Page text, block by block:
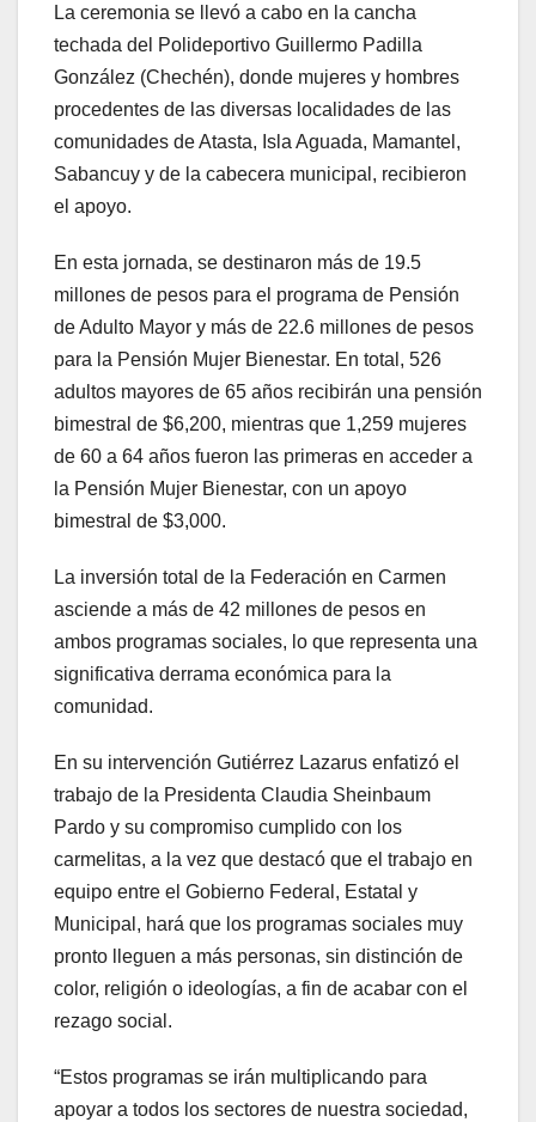
La ceremonia se llevó a cabo en la cancha
techada del Polideportivo Guillermo Padilla
González (Chechén), donde mujeres y hombres
procedentes de las diversas localidades de las
comunidades de Atasta, Isla Aguada, Mamantel,
Sabancuy y de la cabecera municipal, recibieron
el apoyo.
En esta jornada, se destinaron más de 19.5
millones de pesos para el programa de Pensión
de Adulto Mayor y más de 22.6 millones de pesos
para la Pensión Mujer Bienestar. En total, 526
adultos mayores de 65 años recibirán una pensión
bimestral de $6,200, mientras que 1,259 mujeres
de 60 a 64 años fueron las primeras en acceder a
la Pensión Mujer Bienestar, con un apoyo
bimestral de $3,000.
La inversión total de la Federación en Carmen
asciende a más de 42 millones de pesos en
ambos programas sociales, lo que representa una
significativa derrama económica para la
comunidad.
En su intervención Gutiérrez Lazarus enfatizó el
trabajo de la Presidenta Claudia Sheinbaum
Pardo y su compromiso cumplido con los
carmelitas, a la vez que destacó que el trabajo en
equipo entre el Gobierno Federal, Estatal y
Municipal, hará que los programas sociales muy
pronto lleguen a más personas, sin distinción de
color, religión o ideologías, a fin de acabar con el
rezago social.
“Estos programas se irán multiplicando para
apoyar a todos los sectores de nuestra sociedad,